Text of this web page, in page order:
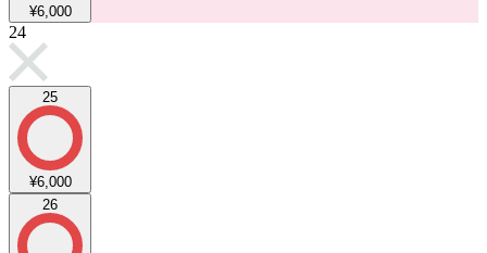
¥6,000
24
25
¥6,000
26